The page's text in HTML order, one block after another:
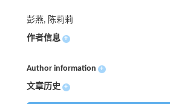
彭燕, 陈莉莉
作者信息 +
Author information +
文章历史 +